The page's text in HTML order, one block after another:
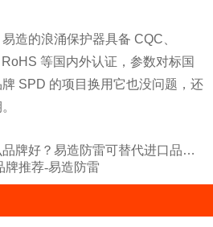
造的浪涌保护器具备 CQC、
等国内外认证，参数对标国
SPD 的项目换用它也没问题，还
好？易造防雷可替代进口品牌SPD
牌推荐-易造防雷